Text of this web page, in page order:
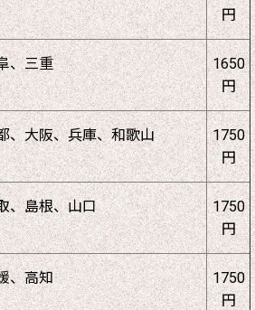
円
、三重
1650
円
、大阪、兵庫、和歌山
1750
円
、島根、山口
1750
円
、高知
1750
円